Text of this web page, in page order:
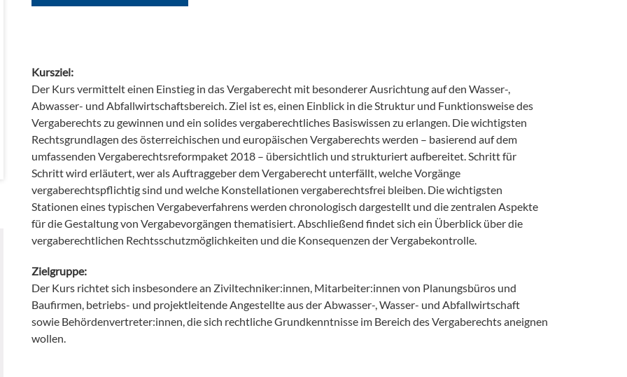
Kursziel:
Der Kurs vermittelt einen Einstieg in das Vergaberecht mit besonderer Ausrichtung auf den Wasser-,
Abwasser- und Abfallwirtschaftsbereich. Ziel ist es, einen Einblick in die Struktur und Funktionsweise des
Vergaberechts zu gewinnen und ein solides vergaberechtliches Basiswissen zu erlangen. Die wichtigsten
Rechtsgrundlagen des österreichischen und europäischen Vergaberechts werden – basierend auf dem
umfassenden Vergaberechtsreformpaket 2018 – übersichtlich und strukturiert aufbereitet. Schritt für
Schritt wird erläutert, wer als Auftraggeber dem Vergaberecht unterfällt, welche Vorgänge
vergaberechtspflichtig sind und welche Konstellationen vergaberechtsfrei bleiben. Die wichtigsten
Stationen eines typischen Vergabeverfahrens werden chronologisch dargestellt und die zentralen Aspekte
für die Gestaltung von Vergabevorgängen thematisiert. Abschließend findet sich ein Überblick über die
vergaberechtlichen Rechtsschutzmöglichkeiten und die Konsequenzen der Vergabekontrolle.
Zielgruppe:
Der Kurs richtet sich insbesondere an Ziviltechniker:innen, Mitarbeiter:innen von Planungsbüros und
Baufirmen, betriebs- und projektleitende Angestellte aus der Abwasser-, Wasser- und Abfallwirtschaft
sowie Behördenvertreter:innen, die sich rechtliche Grundkenntnisse im Bereich des Vergaberechts aneignen
wollen.